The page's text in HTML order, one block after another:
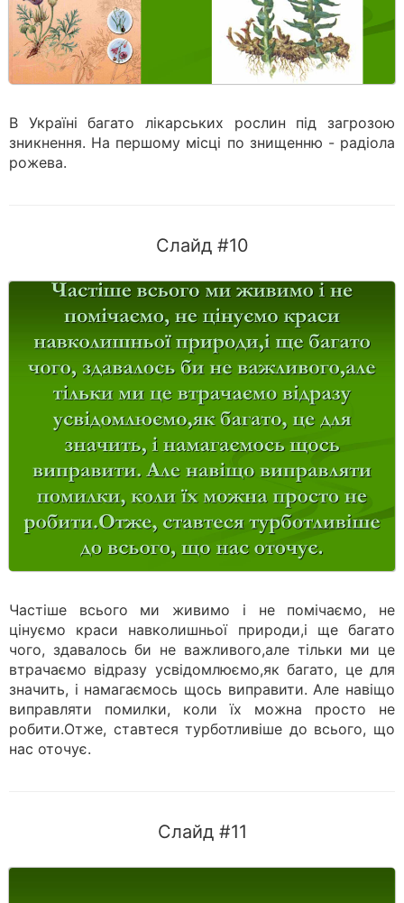
В Україні багато лікарських рослин під загрозою
зникнення. На першому мiсцi по знищенню - радiола
рожева.
Слайд #10
Частіше всього ми живимо і не помічаємо, не
цiнуємо краси навколишньої природи,і ще багато
чого, здавалось би не важливого,але тільки ми це
втрачаємо відразу усвідомлюємо,як багато, це для
значить, і намагаємось щось виправити. Але навіщо
виправляти помилки, коли їх можна просто не
робити.Отже, ставтеся турботливіше до всього, що
нас оточує.
Слайд #11